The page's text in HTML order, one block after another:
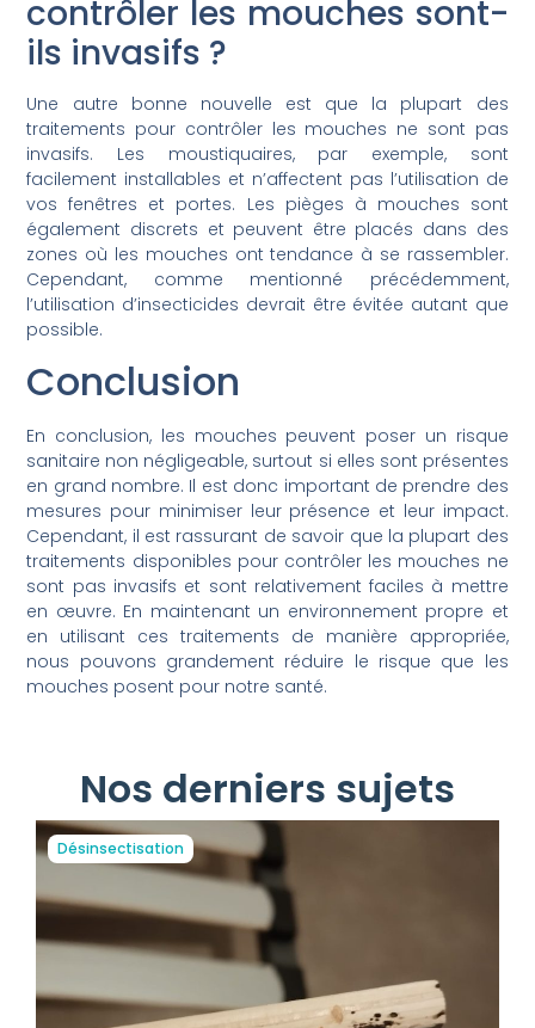
contrôler les mouches sont-
ils invasifs ?
Une autre bonne nouvelle est que la plupart des
traitements pour contrôler les mouches ne sont pas
invasifs. Les moustiquaires, par exemple, sont
facilement installables et n’affectent pas l’utilisation de
vos fenêtres et portes. Les pièges à mouches sont
également discrets et peuvent être placés dans des
zones où les mouches ont tendance à se rassembler.
Cependant, comme mentionné précédemment,
l’utilisation d’insecticides devrait être évitée autant que
possible.
Conclusion
En conclusion, les mouches peuvent poser un risque
sanitaire non négligeable, surtout si elles sont présentes
en grand nombre. Il est donc important de prendre des
mesures pour minimiser leur présence et leur impact.
Cependant, il est rassurant de savoir que la plupart des
traitements disponibles pour contrôler les mouches ne
sont pas invasifs et sont relativement faciles à mettre
en œuvre. En maintenant un environnement propre et
en utilisant ces traitements de manière appropriée,
nous pouvons grandement réduire le risque que les
mouches posent pour notre santé.
Nos derniers sujets
Désinsectisation